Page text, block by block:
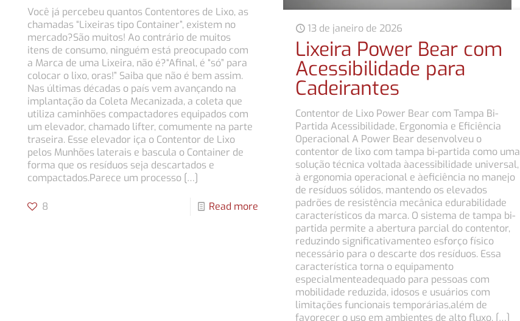
Você já percebeu quantos Contentores de Lixo, as
chamadas “Lixeiras tipo Container”, existem no
mercado?São muitos! Ao contrário de muitos
itens de consumo, ninguém está preocupado com
a Marca de uma Lixeira, não é?“Afinal, é “só” para
colocar o lixo, oras!” Saiba que não é bem assim.
Nas últimas décadas o país vem avançando na
implantação da Coleta Mecanizada, a coleta que
utiliza caminhões compactadores equipados com
um elevador, chamado lifter, comumente na parte
traseira. Esse elevador iça o Contentor de Lixo
pelos Munhões laterais e bascula o Container de
forma que os resíduos seja descartados e
compactados.Parece um processo […]
8 Read more
13 de janeiro de 2026
Lixeira Power Bear com
Acessibilidade para
Cadeirantes
Contentor de Lixo Power Bear com Tampa Bi-
Partida Acessibilidade, Ergonomia e Eficiência
Operacional A Power Bear desenvolveu o
contentor de lixo com tampa bi-partida como uma
solução técnica voltada àacessibilidade universal,
à ergonomia operacional e àeficiência no manejo
de resíduos sólidos, mantendo os elevados
padrões de resistência mecânica edurabilidade
característicos da marca. O sistema de tampa bi-
partida permite a abertura parcial do contentor,
reduzindo significativamenteo esforço físico
necessário para o descarte dos resíduos. Essa
característica torna o equipamento
especialmenteadequado para pessoas com
mobilidade reduzida, idosos e usuários com
limitações funcionais temporárias,além de
favorecer o uso em ambientes de alto fluxo. […]